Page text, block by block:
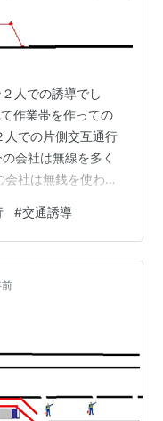
人での誘導でし
作業帯を作っての
人での片側交互通行
会社は無線を多く
社は無銭を使わず
で行うのに無線も
ていたが 無銭で言
も無線の返答も待
してると言うが、
はならないはずだ
#交通誘導
前